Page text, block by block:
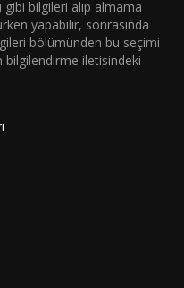
bilgileri alıp almama
yapabilir, sonrasında
bölümünden bu seçimi
bilgilendirme iletisindeki